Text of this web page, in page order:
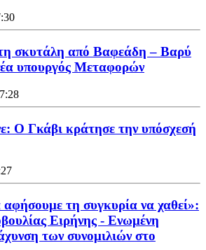
σκυτάλη από Βαφεάδη – Βαρύ
υπουργός Μεταφορών
Ο Γκάβι κράτησε την υπόσχεσή
τη συγκυρία να χαθεί»:
Ειρήνης - Ενωμένη
των συνομιλιών στο